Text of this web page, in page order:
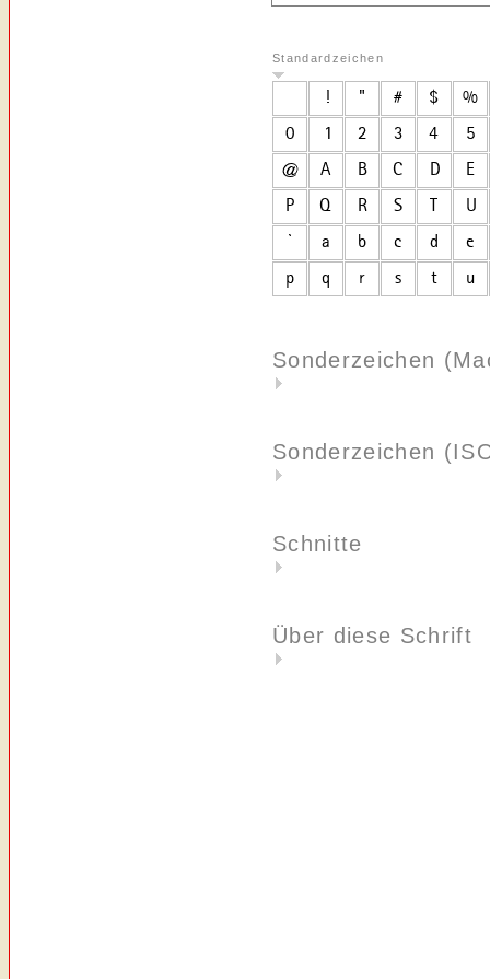
Standardzeichen
Sonderzeichen
Sonderzeichen
Schnitte
Über diese Schrift